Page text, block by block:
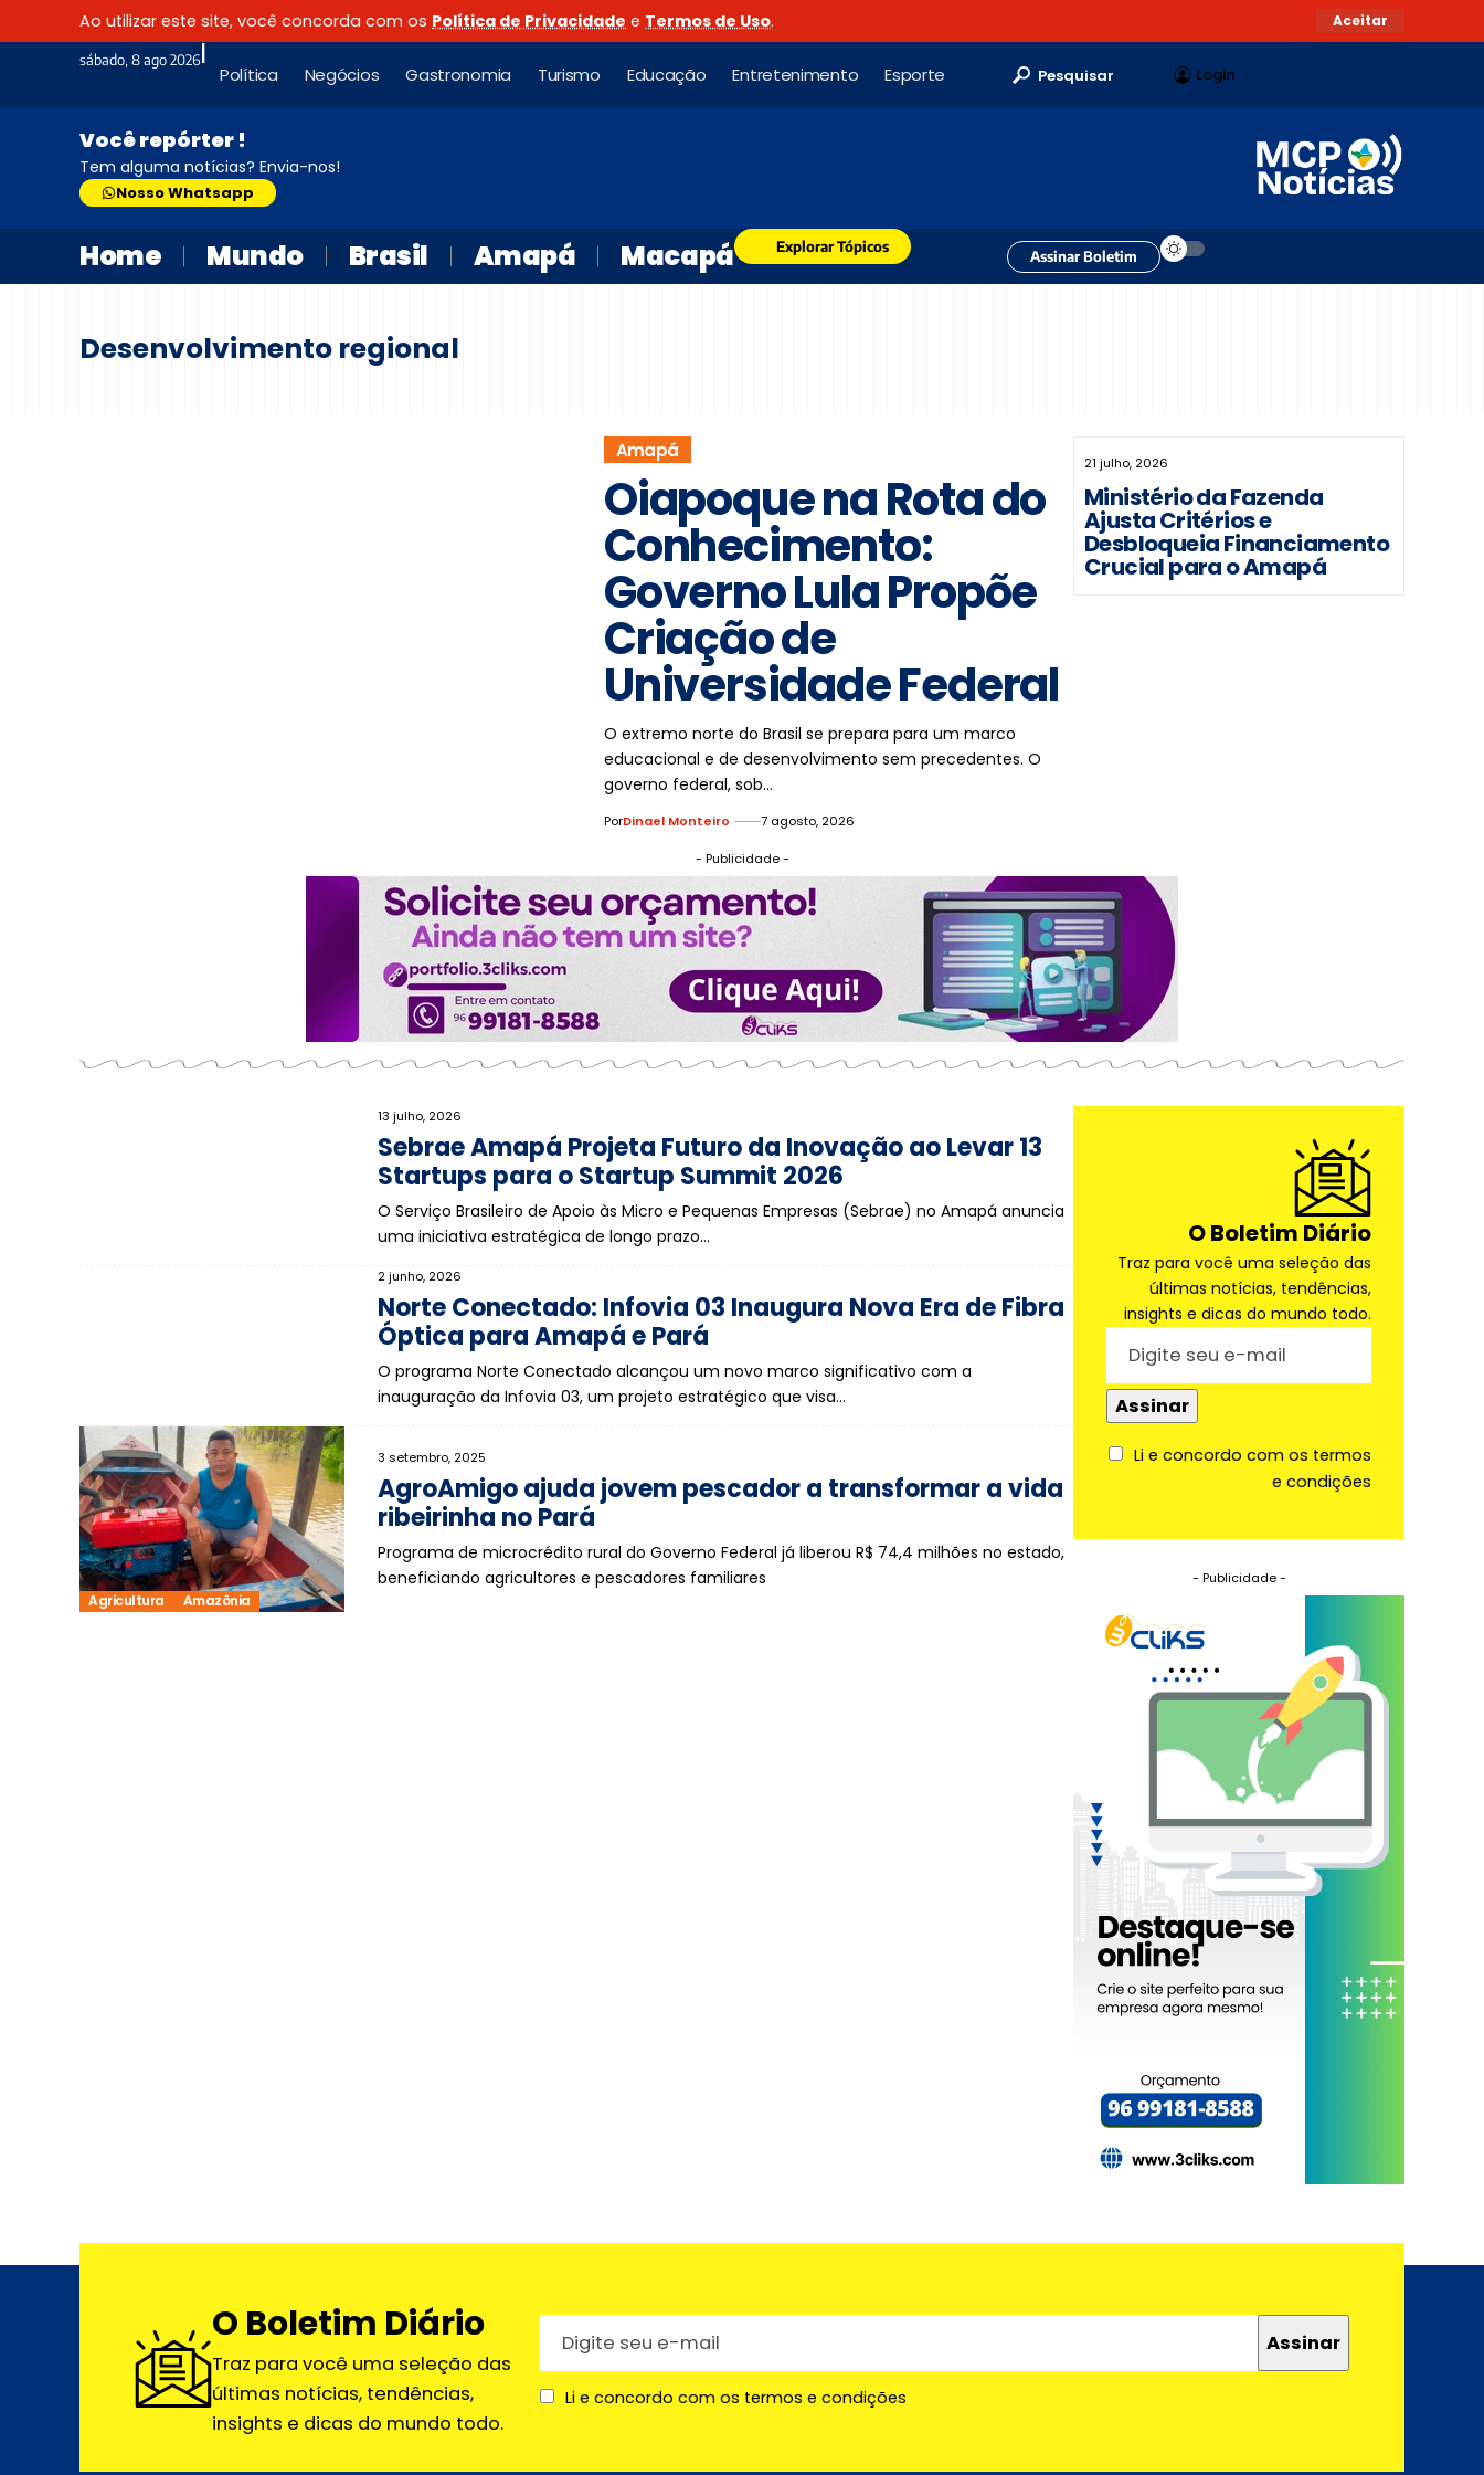
Ao utilizar este site, você concorda com os Política de Privacidade e Termos de Uso. Aceitar
sábado, 8 ago 2026|
Política Negócios Gastronomia Turismo Educação Entretenimento Esporte Pesquisar Login
Você repórter !
Tem alguma notícias? Envia-nos!
Nosso Whatsapp
Home Mundo Brasil Amapá Macapá Explorar Tópicos
Assinar Boletim
Desenvolvimento regional
Amapá
Oiapoque na Rota do
Conhecimento:
Governo Lula Propõe
Criação de
Universidade Federal
O extremo norte do Brasil se prepara para um marco
educacional e de desenvolvimento sem precedentes. O
governo federal, sob…
PorDinael Monteiro 7 agosto, 2026
21 julho, 2026
Ministério da Fazenda
Ajusta Critérios e
Desbloqueia Financiamento
Crucial para o Amapá
- Publicidade -
13 julho, 2026
Sebrae Amapá Projeta Futuro da Inovação ao Levar 13
Startups para o Startup Summit 2026
O Serviço Brasileiro de Apoio às Micro e Pequenas Empresas (Sebrae) no Amapá anuncia
uma iniciativa estratégica de longo prazo…
2 junho, 2026
Norte Conectado: Infovia 03 Inaugura Nova Era de Fibra
Óptica para Amapá e Pará
O programa Norte Conectado alcançou um novo marco significativo com a
inauguração da Infovia 03, um projeto estratégico que visa…
Agricultura Amazônia
3 setembro, 2025
AgroAmigo ajuda jovem pescador a transformar a vida
ribeirinha no Pará
Programa de microcrédito rural do Governo Federal já liberou R$ 74,4 milhões no estado,
beneficiando agricultores e pescadores familiares
O Boletim Diário
Traz para você uma seleção das
últimas notícias, tendências,
insights e dicas do mundo todo.
Li e concordo com os termos
e condições
- Publicidade -
O Boletim Diário
Traz para você uma seleção das
últimas notícias, tendências,
insights e dicas do mundo todo.
Li e concordo com os termos e condições